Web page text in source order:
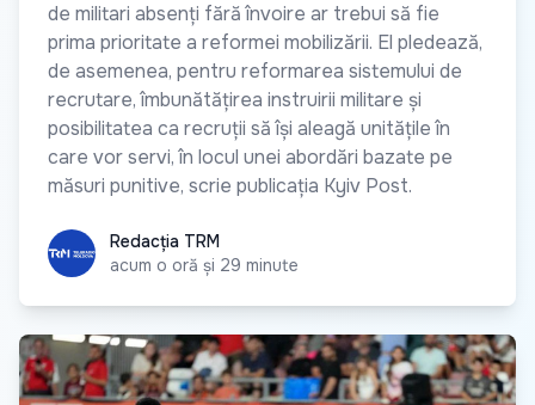
de militari absenți fără învoire ar trebui să fie
prima prioritate a reformei mobilizării. El pledează,
de asemenea, pentru reformarea sistemului de
recrutare, îmbunătățirea instruirii militare și
posibilitatea ca recruții să își aleagă unitățile în
care vor servi, în locul unei abordări bazate pe
măsuri punitive, scrie publicația Kyiv Post.
Redacția TRM
Redacția TRM
acum o oră și 29 minute